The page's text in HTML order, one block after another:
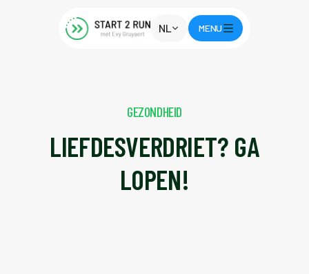
NL MENU
GEZONDHEID
LIEFDESVERDRIET? GA
LOPEN!